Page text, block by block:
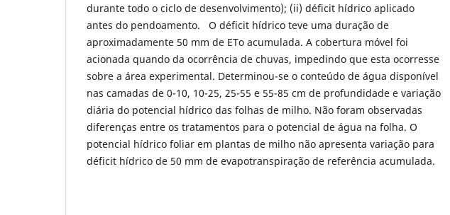
durante todo o ciclo de desenvolvimento); (ii) déficit hídrico aplicado
antes do pendoamento. O déficit hídrico teve uma duração de
aproximadamente 50 mm de ETo acumulada. A cobertura móvel foi
acionada quando da ocorrência de chuvas, impedindo que esta ocorresse
sobre a área experimental. Determinou-se o conteúdo de água disponível
nas camadas de 0-10, 10-25, 25-55 e 55-85 cm de profundidade e variação
diária do potencial hídrico das folhas de milho. Não foram observadas
diferenças entre os tratamentos para o potencial de água na folha. O
potencial hídrico foliar em plantas de milho não apresenta variação para
déficit hídrico de 50 mm de evapotranspiração de referência acumulada.